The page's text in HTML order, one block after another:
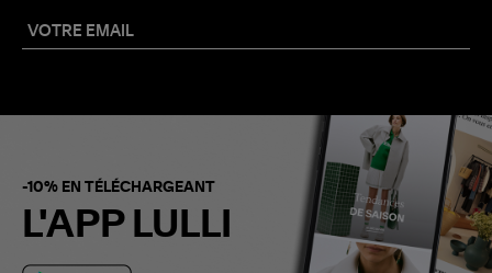
-10% EN TÉLÉCHARGEANT
L'APP LULLI